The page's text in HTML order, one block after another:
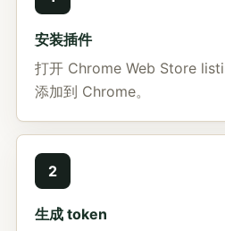
安装插件
打开 Chrome Web Store
添加到 Chrome。
2
生成 token